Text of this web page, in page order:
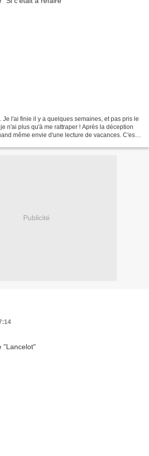
Je l'ai finie il y a quelques semaines, et pas pris le
n'ai plus qu'à me rattraper ! Après la déception
même envie d'une lecture de vacances. C'est
Publicité